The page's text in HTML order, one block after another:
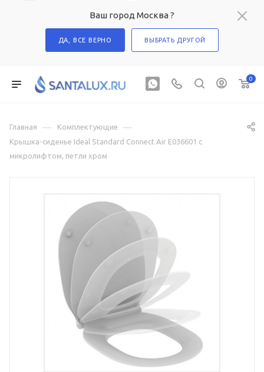
Ваш город Москва ?
ДА, ВСЕ ВЕРНО ВЫБРАТЬ ДРУГОЙ
0
Главная — Комплектующие —
Крышка-сиденье Ideal Standard Connect Air E036601 с
микролифтом, петли хром